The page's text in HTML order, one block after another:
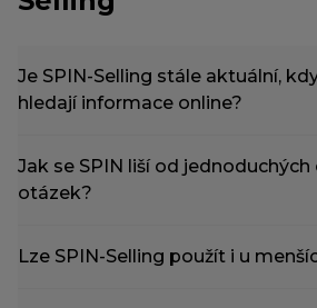
Je SPIN-Selling stále aktuální,
hledají informace online?
Jak se SPIN liší od
otázek?
Lze SPIN-Selling použít i u